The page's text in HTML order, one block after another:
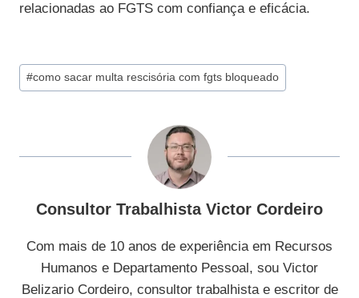
relacionadas ao FGTS com confiança e eficácia.
Tags
do
#como sacar multa rescisória com fgts bloqueado
Consultor Trabalhista Victor Cordeiro
Com mais de 10 anos de experiência em Recursos
Humanos e Departamento Pessoal, sou Victor
Belizario Cordeiro, consultor trabalhista e escritor de